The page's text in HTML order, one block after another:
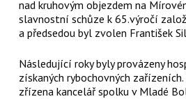
nad kruhovým objezdem na
slavnostní schůze k 65.výročí
a předsedou byl zvolen František
Následující roky byly provázeny
získaných rybochovných
zřízena kancelář spolku v Mladé